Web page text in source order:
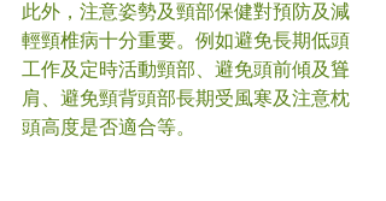
此外，注意姿勢及頸部保健對預防及減
輕頸椎病十分重要。例如避免長期低頭
工作及定時活動頸部、避免頭前傾及聳
肩、避免頸背頭部長期受風寒及注意枕
頭高度是否適合等。